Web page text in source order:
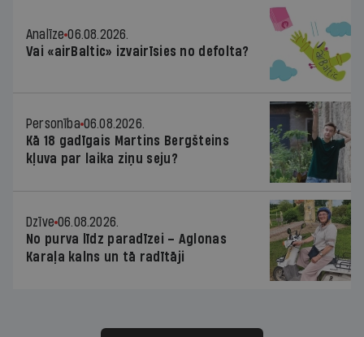
Analīze 06.08.2026.
Vai «airBaltic» izvairīsies no defolta?
Personība 06.08.2026.
Kā 18 gadīgais Martins Bergšteins
kļuva par laika ziņu seju?
Dzīve 06.08.2026.
No purva līdz paradīzei – Aglonas
Karaļa kalns un tā radītāji